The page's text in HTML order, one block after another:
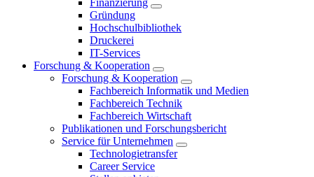
Finanzierung
Gründung
Hochschulbibliothek
Druckerei
IT-Services
Forschung & Kooperation
Forschung & Kooperation
Fachbereich Informatik und Medien
Fachbereich Technik
Fachbereich Wirtschaft
Publikationen und Forschungsbericht
Service für Unternehmen
Technologietransfer
Career Service